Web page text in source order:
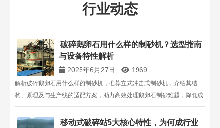
行业动态
破碎鹅卵石用什么样的制砂机？选型指南
与设备特性解析
2025年6月27日 1969
解析破碎鹅卵石用什么样的制砂机，推荐立式冲击式制砂机，介绍其结
构、原理及与生产线的适配方案，助力高效处理鹅卵石制砂难题，降低成
本提升效益。
移动式破碎站5大核心特性，为何成行业